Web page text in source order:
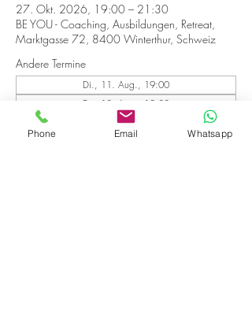
27. Okt. 2026, 19:00 – 21:30
BE YOU - Coaching, Ausbildungen, Retreat,
Marktgasse 72, 8400 Winterthur, Schweiz
Andere Termine
Di., 11. Aug., 19:00
Di., 18. Aug., 19:00
Di., 25. Aug., 19:00
20 Termine ansehen
Phone Email Whatsapp